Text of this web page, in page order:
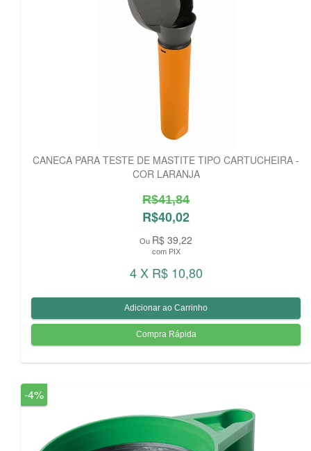
CANECA PARA TESTE DE MASTITE TIPO CARTUCHEIRA -
COR LARANJA
R$41,84
R$40,02
Ou R$ 39,22
com PIX
4 X R$ 10,80
-4%